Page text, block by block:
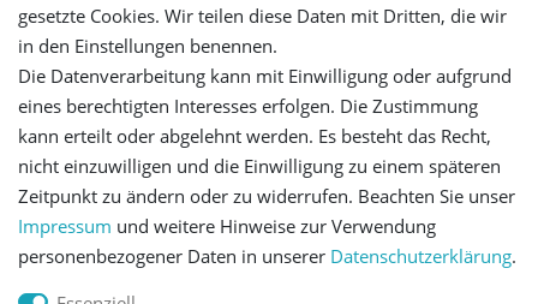
Versandinformationen
Let's stay connected
Impressum Daten­schutz­erklärung AGB
gesetzte Cookies. Wir teilen diese Daten mit Dritten, die wir
in den Einstellungen benennen.
Die Datenverarbeitung kann mit Einwilligung oder aufgrund
eines berechtigten Interesses erfolgen. Die Zustimmung
kann erteilt oder abgelehnt werden. Es besteht das Recht,
nicht einzuwilligen und die Einwilligung zu einem späteren
Zeitpunkt zu ändern oder zu widerrufen. Beachten Sie unser
Impressum und weitere Hinweise zur Verwendung
personenbezogener Daten in unserer Daten­schutz­erklärung.